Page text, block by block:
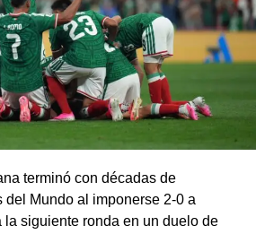
terminó con décadas de
del Mundo al imponerse 2-0 a
la siguiente ronda en un duelo de